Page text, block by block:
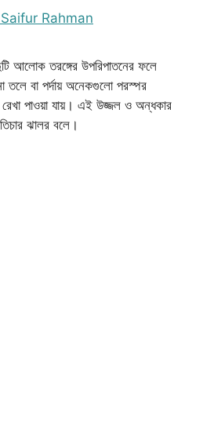
Rahman
আলোক তরঙ্গের উপরিপাতনের ফলে
তলে বা পর্দায় অনেকগুলো পরস্পর
পাওয়া যায়। এই উজ্জল ও অন্ধকার
ঝালর বলে।